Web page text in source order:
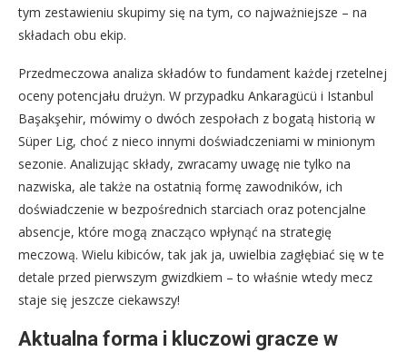
tym zestawieniu skupimy się na tym, co najważniejsze – na
składach obu ekip.
Przedmeczowa analiza składów to fundament każdej rzetelnej
oceny potencjału drużyn. W przypadku Ankaragücü i Istanbul
Başakşehir, mówimy o dwóch zespołach z bogatą historią w
Süper Lig, choć z nieco innymi doświadczeniami w minionym
sezonie. Analizując składy, zwracamy uwagę nie tylko na
nazwiska, ale także na ostatnią formę zawodników, ich
doświadczenie w bezpośrednich starciach oraz potencjalne
absencje, które mogą znacząco wpłynąć na strategię
meczową. Wielu kibiców, tak jak ja, uwielbia zagłębiać się w te
detale przed pierwszym gwizdkiem – to właśnie wtedy mecz
staje się jeszcze ciekawszy!
Aktualna forma i kluczowi gracze w